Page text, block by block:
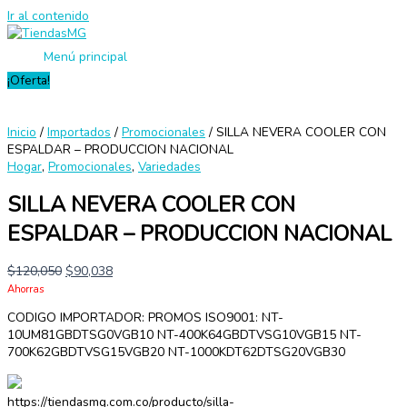
Ir al contenido
Menú principal
¡Oferta!
Inicio / Importados / Promocionales / SILLA NEVERA COOLER CON
ESPALDAR – PRODUCCION NACIONAL
Hogar, Promocionales, Variedades
SILLA NEVERA COOLER CON
ESPALDAR – PRODUCCION NACIONAL
$120,050 $90,038
Ahorras
CODIGO IMPORTADOR: PROMOS ISO9001: NT-
10UM81GBDTSG0VGB10 NT-400K64GBDTVSG10VGB15 NT-
700K62GBDTVSG15VGB20 NT-1000KDT62DTSG20VGB30
https://tiendasmg.com.co/producto/silla-